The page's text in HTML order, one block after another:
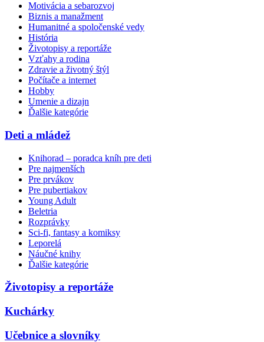
Motivácia a sebarozvoj
Biznis a manažment
Humanitné a spoločenské vedy
História
Životopisy a reportáže
Vzťahy a rodina
Zdravie a životný štýl
Počítače a internet
Hobby
Umenie a dizajn
Ďalšie kategórie
Deti a mládež
Knihorad – poradca kníh pre deti
Pre najmenších
Pre prvákov
Pre pubertiakov
Young Adult
Beletria
Rozprávky
Sci-fi, fantasy a komiksy
Leporelá
Náučné knihy
Ďalšie kategórie
Životopisy a reportáže
Kuchárky
Učebnice a slovníky